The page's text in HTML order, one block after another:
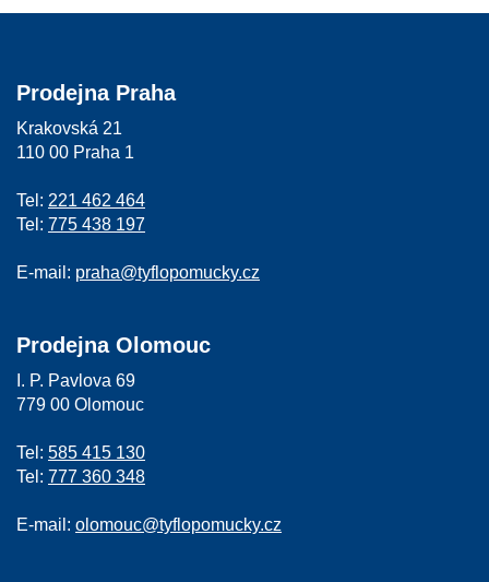
Prodejna Praha
Krakovská 21
110 00 Praha 1
Tel: 221 462 464
Tel: 775 438 197
E-mail: praha@tyflopomucky.cz
Prodejna Olomouc
I. P. Pavlova 69
779 00 Olomouc
Tel: 585 415 130
Tel: 777 360 348
E-mail: olomouc@tyflopomucky.cz